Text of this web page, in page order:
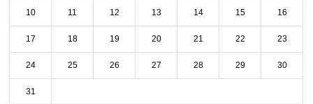
10 11 12 13 14 15 16
17 18 19 20 21 22 23
24 25 26 27 28 29 30
31